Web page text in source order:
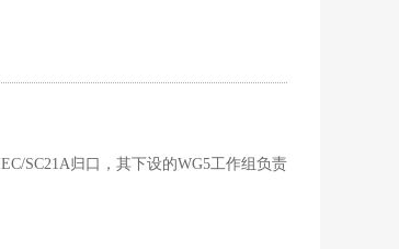
SC21A归口，其下设的WG5工作组负责